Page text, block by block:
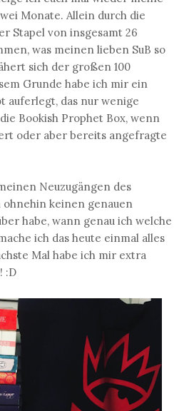
Monate. Allein durch die
Stapel von insgesamt 26
was meinen lieben SuB so
sich der großen 100
Grunde habe ich mir ein
auferlegt, das nur wenige
Bookish Prophet Box, wenn
oder aber bereits angefragte
Neuzugängen des
ohnehin keinen genauen
habe, wann genau ich welche
ich das heute einmal alles
Mal habe ich mir extra
:D